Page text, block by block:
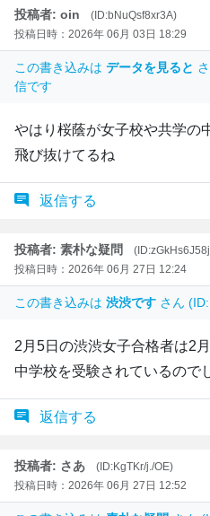
投稿者: oin
(ID:bNuQsf8xr3A)
投稿日時：2026年 06月 03日 18:29
この書き込みは データを見ると
信です
やはり桜蔭が女子校や共学の
飛び抜けてるね
返信する
投稿者: 素朴な疑問
投稿日時：2026年 06月 27日 12:24
この書き込みは 渋渋です さん
2月5日の渋渋女子合格者は2
中学校を受験されているので
返信する
投稿者: さあ
(ID:KgTKr/j./OE)
投稿日時：2026年 06月 27日 12:52